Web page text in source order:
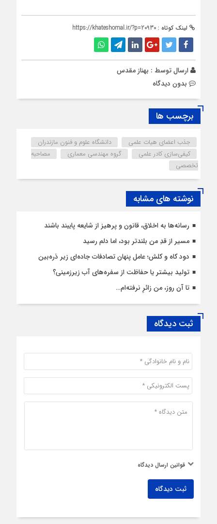
لینک کوتاه : https://khateshomal.ir/?p=20930
ارسال توسط : بهناز مقدس
بدون دیدگاه
برچسب ها
جذب اعضای هیات علمی
دانشگاه علوم و فنون مازندران
کیفی‌سازی کادر علمی
گروه مهندسی معماری
مصاحبه
تخصصی
نوشته های مشابه
رسانه‌ها به اخلاق، قانون و پرهیز از شایعه پایبند باشند
مسیر از قدِ من بلندتر بود، اما دلم رسید
دود کاه و کلش؛ عامل پنهان تصادفات جاده‌ای زیر ذره‌بین
تولید بیشتر یا حفاظت از سفره‌های آب زیرزمینی؟
تا آن روز، من زائرِ نرفته‌ام…
ثبت دیدگاه
قوانین ارسال دیدگاه
ثبت دیدگاه